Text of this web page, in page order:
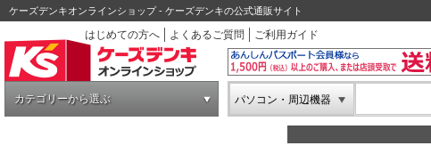
ケーズデンキオンラインショップ - ケーズデンキの公式通販サイト
はじめての方へ
よくあるご質問 ご利用ガイド
カテゴリーから選ぶ パソコン・周辺機器